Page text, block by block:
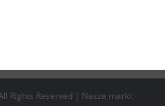
Rights Reserved | Nasze marki: